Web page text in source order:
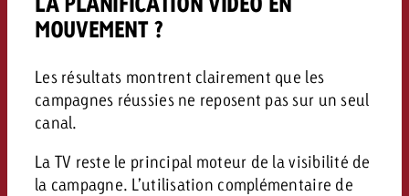
MOUVEMENT ?
Les résultats montrent clairement que les
campagnes réussies ne reposent pas sur un seul
canal.
La TV reste le principal moteur de la visibilité de
la campagne. L’utilisation complémentaire de